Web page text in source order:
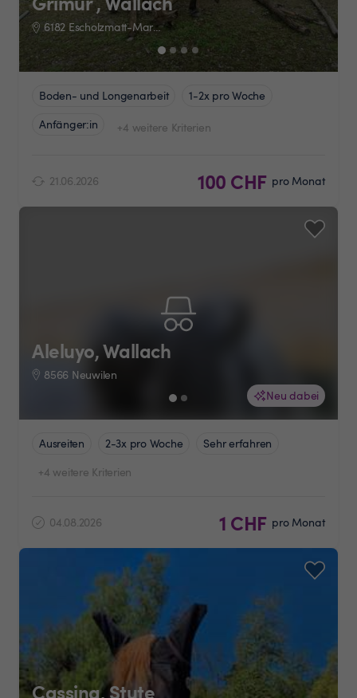
6182 Escholzmatt-Marbach
Boden- und Longenarbeit
1-2x pro Woche
Anfänger:in
+4 weitere Kriterien
21.06.2026 100 CHF pro Monat
Neu dabei
Aleluyo, Wallach
8566 Neuwilen
Ausreiten 2-3x pro Woche
Sehr erfahren
+4 weitere Kriterien
04.08.2026 1 CHF pro Monat
Cassina, Stute